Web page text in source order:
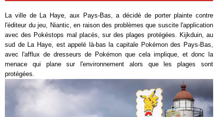
La ville de La Haye, aux Pays-Bas, a décidé de porter plainte contre
l'éditeur du jeu, Niantic, en raison des problèmes que suscite l'application
avec des Pokéstops mal placés, sur des plages protégées. Kijkduin, au
sud de La Haye, est appelé là-bas la capitale Pokémon des Pays-Bas,
avec l'afflux de dresseurs de Pokémon que cela implique, et donc la
menace qui plane sur l'environnement alors que les plages sont
protégées.